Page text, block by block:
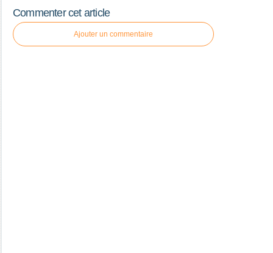
Commenter cet article
Ajouter un commentaire